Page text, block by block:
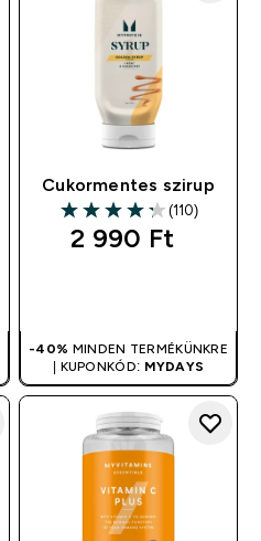
Cukormentes szirup
4.28 out of 5 stars
(110)
2 990 Ft‎
-40% MINDEN TERMÉKÜNKRE
| KUPONKÓD: MYDAYS